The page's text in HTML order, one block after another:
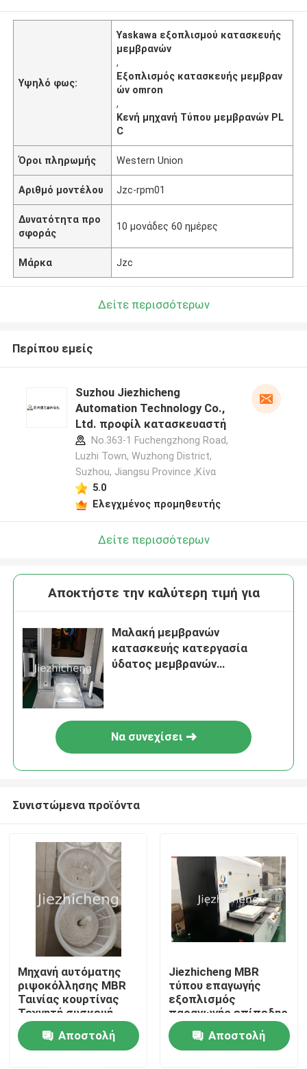
Σπίτι
Προϊόντα
Υψηλό φως:
Yaskawa εξοπλισμού κατασκευής
μεμβρανών
,
Εξοπλισμός κατασκευής μεμβραν
ών omron
,
Κενή μηχανή Τύπου μεμβρανών PL
C
Όροι πληρωμής Western Union
Αριθμό μοντέλου Jzc-rpm01
Δυνατότητα προ
σφοράς
10 μονάδες 60 ημέρες
Μάρκα Jzc
Δείτε περισσότερων
Περίπου εμείς
Suzhou Jiezhicheng
Automation Technology Co.,
Ltd. προφίλ κατασκευαστή
No.363-1 Fuchengzhong Road,
Luzhi Town, Wuzhong District,
Suzhou, Jiangsu Province ,Κίνα
5.0
Ελεγχμένος προμηθευτής
Δείτε περισσότερων
Αποκτήστε την καλύτερη τιμή για
Μαλακή μεμβρανών
κατασκευής κατεργασία
ύδατος μεμβρανών
Να συνεχίσει
Συνιστώμενα προϊόντα
Μηχανή αυτόματης
ριψοκόλλησης MBR
Ταινίας κουρτίνας
Τεχνητή συσκευή
συλλογής
υδραγωγικών ινών
GLM008
Αποστολή
Jiezhicheng MBR
τύπου επαγωγής
εξοπλισμός
παραγωγής επίπεδης
ταινίας διπλού
σταθμού μηχανή
συγκόλλησης
Αποστολή